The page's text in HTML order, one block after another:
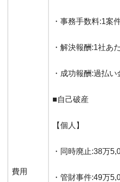
費用
・事務手数料:1案
・解決報酬:1社あ
・成功報酬:過払い
■自己破産
【個人】
・同時廃止:38万
・管財事件:49万